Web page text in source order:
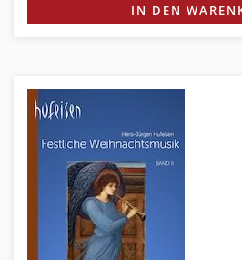
IN DEN